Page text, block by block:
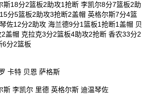
斯18分2篮板2助攻1抢断 李凯尔8分7篮板2助
分5篮板2助攻3抢断2盖帽 英格尔斯7分4篮
佐12分2助攻 海兰德9分1篮板1抢断1盖帽 贝
盖帽 克拉克3分2篮板4助攻2抢断 香农33分2
6分2篮板
卡特 贝恩 萨格斯
斯 李凯尔 里德 英格尔斯 迪温琴佐